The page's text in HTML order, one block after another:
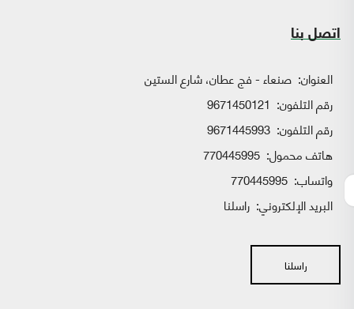
اتصل بنا
العنوان: صنعاء - فج عطان، شارع الستين
رقم التلفون: 9671450121
رقم التلفون: 9671445993
هاتف محمول: 770445995
واتساب:
البريد الإلكتروني: راسلنا
راسلنا